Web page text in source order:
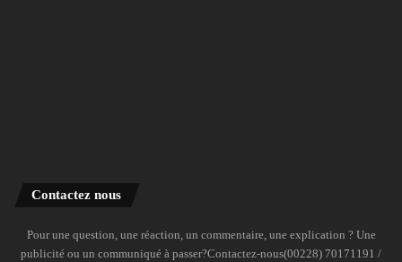
Contactez nous
Pour une question, une réaction, un commentaire, une explication ? Une
publicité ou un communiqué à passer?Contactez-nous(00228) 70171191 /